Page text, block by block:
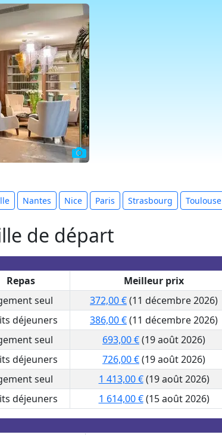
Nantes Nice Paris Strasbourg Toulouse
de départ
Repas
Meilleur prix
seul 372,00 €(11 décembre 2026)
déjeuners 386,00 €(11 décembre 2026)
seul 693,00 €(19 août 2026)
déjeuners 726,00 €(19 août 2026)
seul 1 413,00 €(19 août 2026)
déjeuners 1 614,00 €(15 août 2026)